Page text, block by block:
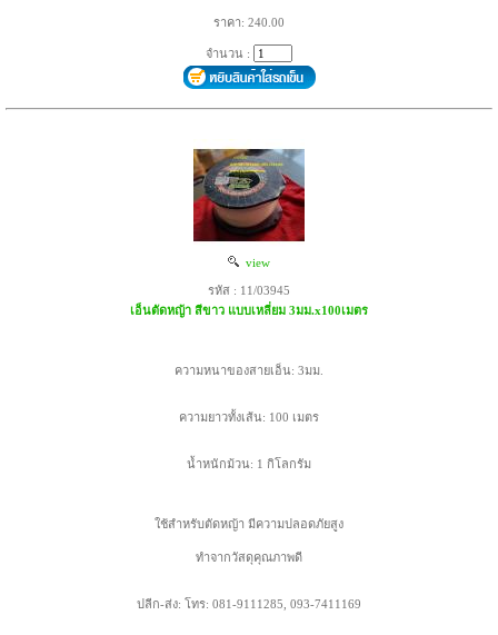
ราคา: 240.00
จำนวน :
view
รหัส : 11/03945
เอ็นตัดหญ้า สีขาว แบบเหลี่ยม 3มม.x100เมตร
ความหนาของสายเอ็น: 3มม.
ความยาวทั้งเส้น: 100 เมตร
น้ำหนักม้วน: 1 กิโลกรัม
ใช้สำหรับตัดหญ้า มีความปลอดภัยสูง
ทำจากวัสดุคุณภาพดี
ปลีก-ส่ง: โทร: 081-9111285, 093-7411169